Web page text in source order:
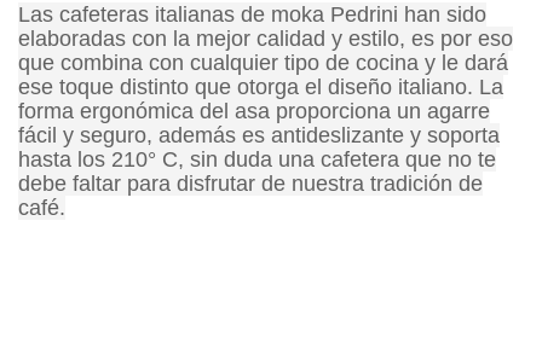
Las cafeteras italianas de moka Pedrini han sido
elaboradas con la mejor calidad y estilo, es por eso
que combina con cualquier tipo de cocina y le dará
ese toque distinto que otorga el diseño italiano. La
forma ergonómica del asa proporciona un agarre
fácil y seguro, además es antideslizante y soporta
hasta los 210° C, sin duda una cafetera que no te
debe faltar para disfrutar de nuestra tradición de
café.